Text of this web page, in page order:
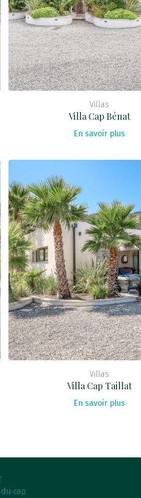
Villas
Villa Cap Bénat
En savoir plus
Villas
Villa Cap Taillat
En savoir plus
cap